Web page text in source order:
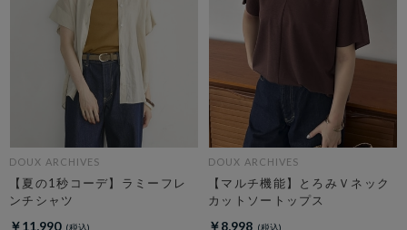
DOUX ARCHIVES
【夏の1秒コーデ】ラミーフレ
ンチシャツ
￥11,990
DOUX ARCHIVES
【マルチ機能】とろみＶネック
カットソートップス
￥8,998